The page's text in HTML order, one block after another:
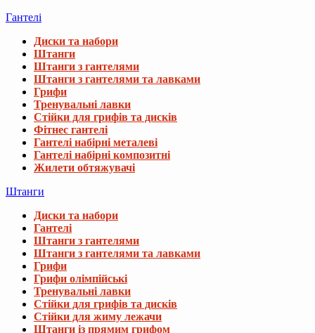
Гантелі
Диски та набори
Штанги
Штанги з гантелями
Штанги з гантелями та лавками
Грифи
Тренувальні лавки
Стійки для грифів та дисків
Фітнес гантелі
Гантелі набірні металеві
Гантелі набірні композитні
Жилети обтяжувачі
Штанги
Диски та набори
Гантелі
Штанги з гантелями
Штанги з гантелями та лавками
Грифи
Грифи олімпійські
Тренувальні лавки
Стійки для грифів та дисків
Стійки для жиму лежачи
Штанги із прямим грифом